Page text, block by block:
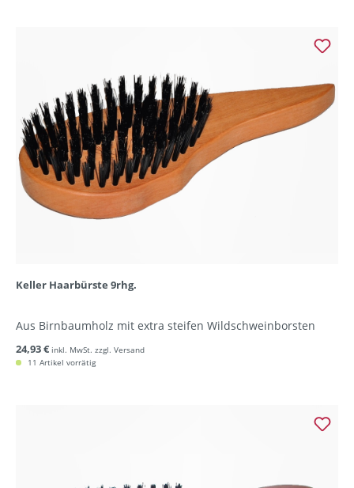
Keller Haarbürste 9rhg.
Aus Birnbaumholz mit extra steifen Wildschweinborsten
24,93 € inkl. MwSt. zzgl. Versand
11 Artikel vorrätig